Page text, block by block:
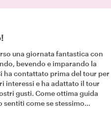
una giornata fantastica con
bevendo e imparando la
ha contattato prima del tour per
interessi e ha adattato il tour
gusti. Come ottima guida
sentiti come se stessimo
con una vecchia amica.